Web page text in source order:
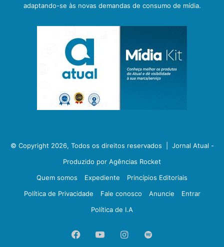
adaptando-se às novas demandas de consumo de mídia.
© Copyright 2026, Todos os direitos reservados | Jornal Atual -
Produzido por Agências Rocket
Quem somos
Expediente
Princípios Editoriais
Política de Privacidade
Fale conosco Anuncie
Entrar
Política de I.A
FacebookYouTubeInstagram
Spotify